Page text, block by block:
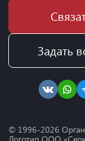
Задать
© 1996-2026